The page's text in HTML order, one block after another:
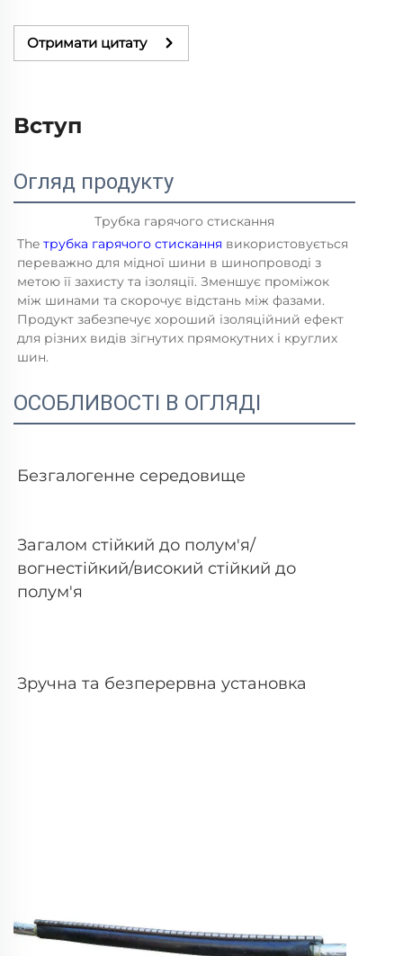
Отримати цитату
Вступ
Огляд продукту
Трубка гарячого стискання
The трубка гарячого стискання використовується
переважно для мідної шини в шинопроводі з
метою її захисту та ізоляції. Зменшує проміжок
між шинами та скорочує відстань між фазами.
Продукт забезпечує хороший ізоляційний ефект
для різних видів зігнутих прямокутних і круглих
шин.
ОСОБЛИВОСТІ В ОГЛЯДІ
Безгалогенне середовище
Загалом стійкий до полум'я/
вогнестійкий/високий стійкий до
полум'я
Зручна та безперервна установка